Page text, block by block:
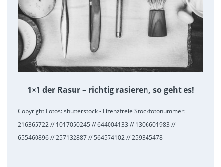
1×1 der Rasur – richtig rasieren, so geht es!
Copyright Fotos: shutterstock - Lizenzfreie Stockfotonummer:
216365722 // 1017050245 // 644004133 // 1306601983 //
655460896 // 257132887 // 564574102 // 259345478